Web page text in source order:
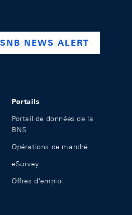
company/swiss-
www.youtube.com/
SNB NEWS ALERT
Portails
Portail de données de la
BNS
Opérations de marché
eSurvey
Offres d'emploi